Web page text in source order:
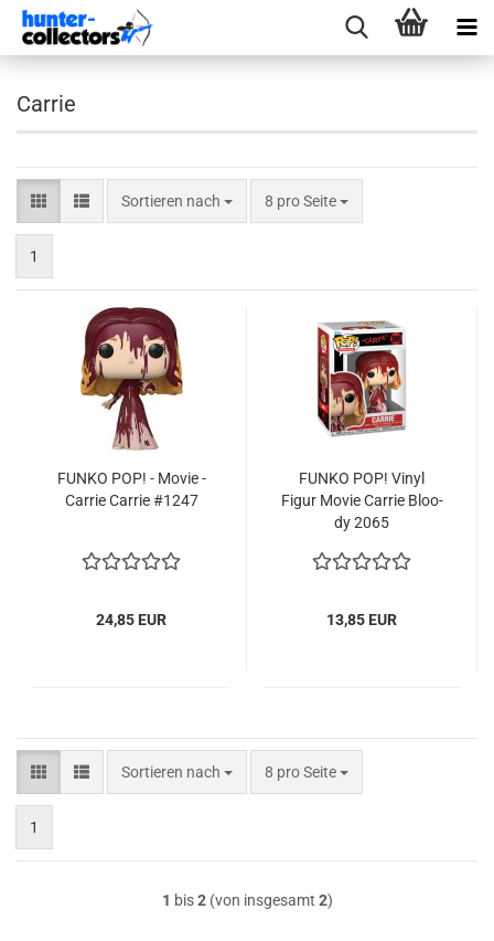
Carrie
Sortieren nach
Sortieren nach 8 pro Seite
pro Seite
1
FUNKO POP! - Movie -
Car­rie Car­rie #1247
24,85 EUR
FUNKO POP! Vinyl
Figur Movie Car­rie Bloo­
dy 2065
13,85 EUR
Sortieren nach
Sortieren nach 8 pro Seite
pro Seite
1
1 bis2(von insgesamt 2)